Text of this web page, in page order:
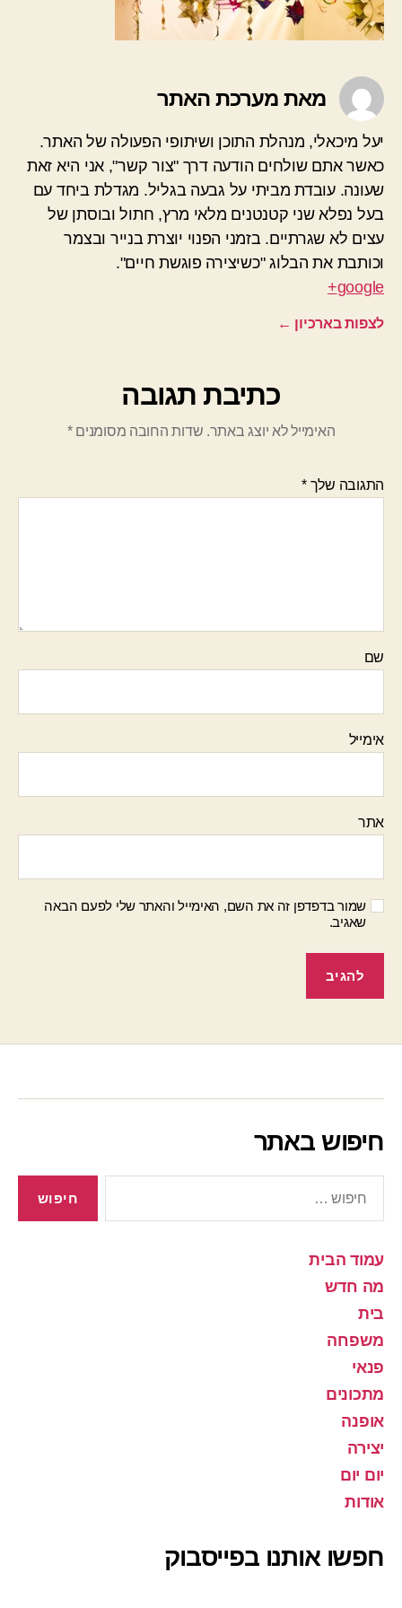
מאת מערכת האתר
יעל מיכאלי, מנהלת התוכן ושיתופי הפעולה של האתר.
כאשר אתם שולחים הודעה דרך "צור קשר", אני היא זאת
שעונה. עובדת מביתי על גבעה בגליל. מגדלת ביחד עם
בעל נפלא שני קטנטנים מלאי מרץ, חתול ובוסתן של
עצים לא שגרתיים. בזמני הפנוי יוצרת בנייר ובצמר
וכותבת את הבלוג "כשיצירה פוגשת חיים".
google+
לצפות בארכיון ←
כתיבת תגובה
האימייל לא יוצג באתר. שדות החובה מסומנים*
התגובה שלך*
שם
אימייל
אתר
שמור בדפדפן זה את השם, האימייל והאתר שלי לפעם הבאה
שאגיב.
חיפוש באתר
עמוד הבית
מה חדש
בית
משפחה
פנאי
מתכונים
אופנה
יצירה
יום יום
אודות
חפשו אותנו בפייסבוק